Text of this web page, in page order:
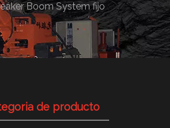
Boom System fijo
de producto